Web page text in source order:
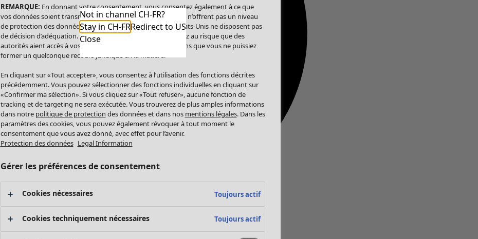
Not in channel CH-FR?
Stay in CH-FRRedirect to US
Close
REMARQUE: En donnant votre consentement, vous consentez également à ce que
vos données soient transmises aux États-Unis. Les États-Unis n’offrent pas un niveau
de protection des données comparable à celui de l’UE. Les États-Unis ne disposent pas
de décision d’adéquation. Par conséquent, vous vous exposez au risque que des
autorités aient accès à vos données à caractère personnel sans que vous ne puissiez
former un quelconque recours juridique en la matière.
En cliquant sur «Tout accepter», vous consentez à l’utilisation des fonctions décrites
précédemment. Vous pouvez sélectionner des fonctions individuelles en cliquant sur
«Confirmer ma sélection». Si vous cliquez sur «Tout refuser», aucune fonction de
tracking et de targeting ne sera exécutée. Vous trouverez de plus amples informations
dans notre politique de protection des données et dans nos mentions légales. Dans les
paramètres des cookies, vous pouvez également révoquer à tout moment le
consentement que vous avez donné, avec effet pour l’avenir.
Protection des données Legal Information
Gérer les préférences de consentement
Cookies nécessaires Toujours actif
Cookies techniquement nécessaires Toujours actif